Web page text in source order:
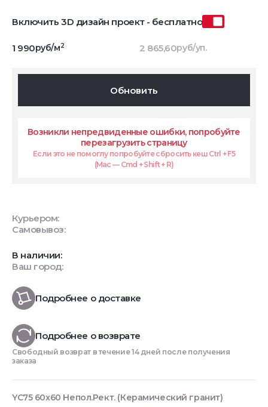
Включить 3D дизайн проект - бесплатно
1 990руб/м2 2 865,60руб/уп.
Обновить
Возникли непредвиденные ошибки, попробуйте
перезагрузить страницу
Если это не помоглу попробуйте сбросить кеш Ctrl + F5
(Mac — Cmd + Shift + R)
Курьером:
Самовывоз:
В наличии:
Ваш город:
Подробнее о доставке
Подробнее о возврате
Свободный возврат в течение 14 дней после получения
заказа
YC75 60x60 Непол.Рект. (Керамический гранит)